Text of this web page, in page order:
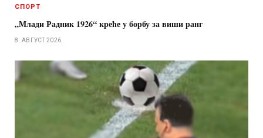
СПОРТ
„Млади Радник 1926“ креће у борбу за виши ранг
8. АВГУСТ 2026.